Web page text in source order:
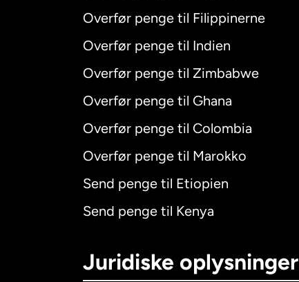
Overfør penge til Filippinerne
Overfør penge til Indien
Overfør penge til Zimbabwe
Overfør penge til Ghana
Overfør penge til Colombia
Overfør penge til Marokko
Send penge til Etiopien
Send penge til Kenya
Juridiske oplysninger